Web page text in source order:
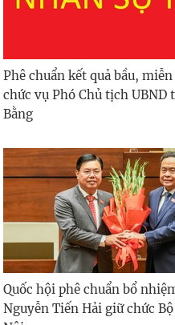
Phê chuẩn kết quả bầu,
chức vụ Phó Chủ tịch UBND
Bằng
Quốc hội phê chuẩn bổ
Nguyễn Tiến Hải giữ chức